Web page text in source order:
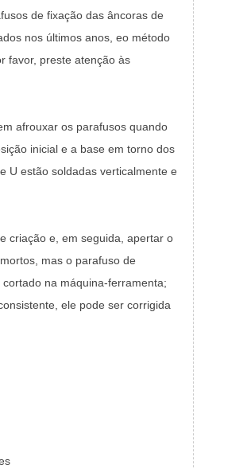
de fixação das âncoras de
​​nos últimos anos, eo método
favor, preste atenção às
afrouxar os parafusos quando
inicial e a base em torno dos
U estão soldadas verticalmente e
criação e, em seguida, apertar o
mas o parafuso de
na máquina-ferramenta;
ele pode ser corrigida